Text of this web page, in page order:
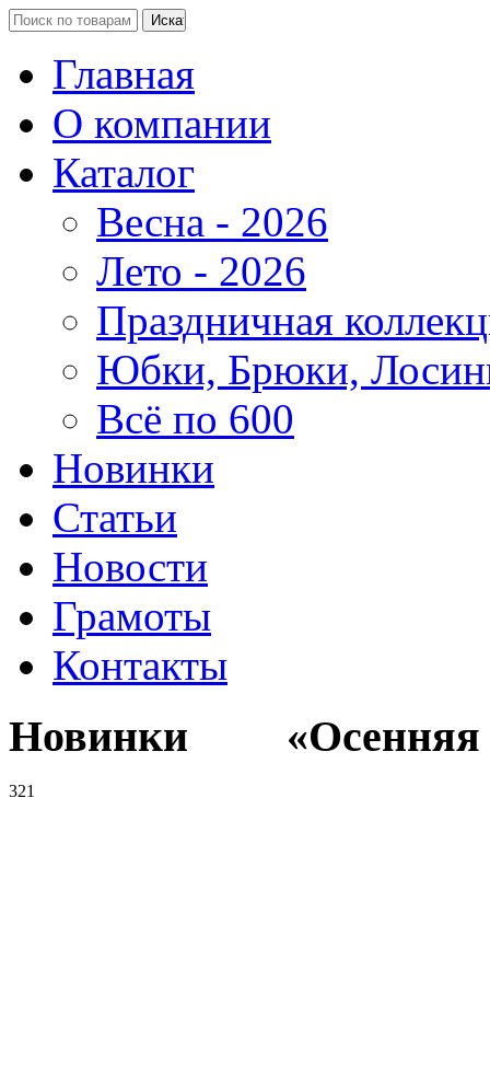
Главная
О компании
Каталог
Весна - 2026
Лето - 2026
Праздничная
Юбки, Брюки,
Всё по 600
Новинки
Статьи
Новости
Грамоты
Контакты
Новинки «Осенняя
321